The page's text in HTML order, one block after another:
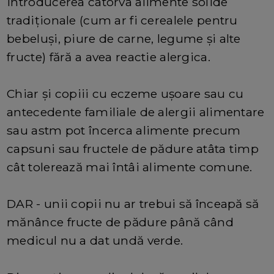
tradiționale (cum ar fi cerealele pentru
bebeluși, piure de carne, legume și alte
fructe) fără a avea reactie alergica.
Chiar și copiii cu eczeme ușoare sau cu
antecedente familiale de alergii alimentare
sau astm pot încerca alimente precum
capsuni sau fructele de pădure atâta timp
cât tolerează mai întâi alimente comune.
DAR - unii copii nu ar trebui să înceapă să
mănânce fructe de pădure până când
medicul nu a dat undă verde.